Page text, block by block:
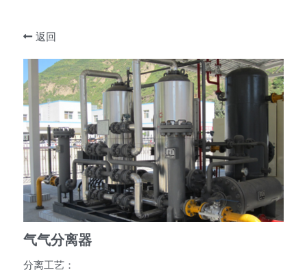
组织架构
荣誉资质
知识产权
行业资讯
烟气处理
分离过滤
污水处理
有机废气处理
工程概览
典型工程
其他工程
加入润川
招聘职位
联系我们
搜索
返回
气气分离器
分离工艺：